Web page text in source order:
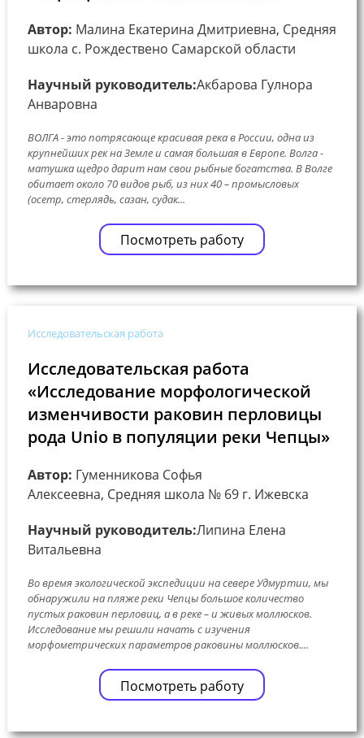
Автор: Малина Екатерина Дмитриевна, Средняя
школа с. Рождествено Самарской области
Научный руководитель:Акбарова Гулнора
Анваровна
ВОЛГА - это потрясающе красивая река в России, одна из
крупнейших рек на Земле и самая большая в Европе. Волга -
матушка щедро дарит нам свои рыбные богатства. В Волге
обитает около 70 видов рыб, из них 40 – промысловых
(осетр, стерлядь, сазан, судак...
Посмотреть работу
Исследовательская работа
Исследовательская работа
«Исследование морфологической
изменчивости раковин перловицы
рода Unio в популяции реки Чепцы»
Автор: Гуменникова Софья
Алексеевна, Средняя школа № 69 г. Ижевска
Научный руководитель:Липина Елена
Витальевна
Во время экологической экспедиции на севере Удмуртии, мы
обнаружили на пляже реки Чепцы большое количество
пустых раковин перловиц, а в реке – и живых моллюсков.
Исследование мы решили начать с изучения
морфометрических параметров раковины моллюсков....
Посмотреть работу